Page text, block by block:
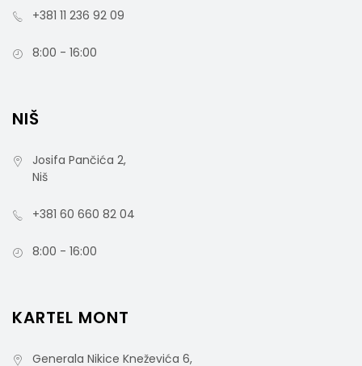
+381 11 236 92 09
8:00 - 16:00
NIŠ
Josifa Pančića 2,
Niš
+381 60 660 82 04
8:00 - 16:00
KARTEL MONT
Generala Nikice Kneževića 6,